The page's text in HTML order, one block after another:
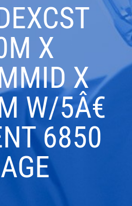
X
X
W/5Â€
6850